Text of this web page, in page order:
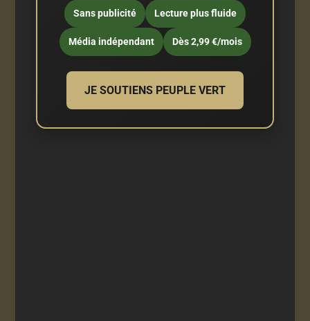
Sans publicité Lecture plus fluide
Média indépendant Dès 2,99 €/mois
JE SOUTIENS PEUPLE VERT